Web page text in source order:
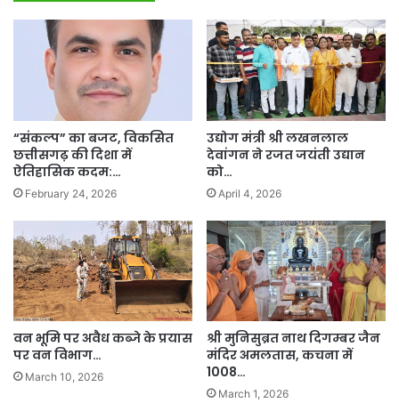
“संकल्प” का बजट, विकसित
छत्तीसगढ़ की दिशा में
ऐतिहासिक कदम:…
February 24, 2026
उद्योग मंत्री श्री लखनलाल
देवांगन ने रजत जयंती उद्यान
को…
April 4, 2026
वन भूमि पर अवैध कब्जे के प्रयास
पर वन विभाग…
March 10, 2026
श्री मुनिसुब्रत नाथ दिगम्बर जैन
मंदिर अमलतास, कचना में
1008…
March 1, 2026